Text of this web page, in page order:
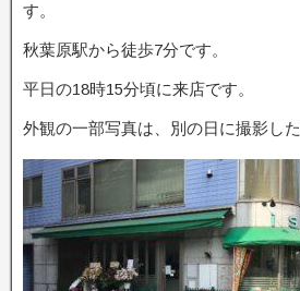
す。
秋葉原駅から徒歩7分です。
平日の18時15分頃に来店です。
外観の一部写真は、別の日に撮影した